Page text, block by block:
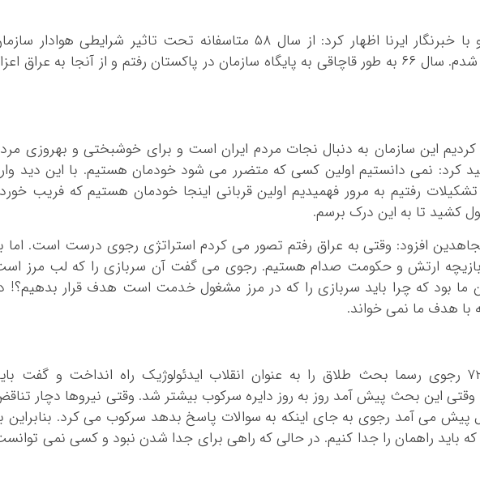
خراسان رضوی
خراسان
سیستان و
فارس
کرمان
گیلان
لرستان
مازندران
مرکزی
حمید دهدار در گفت وگو با خبرنگار ایرنا اظهار کرد: از سال ۵۸ متاسفانه تحت تاثیر شرایطی هوادار
مجاهدین خلق و وارد آن شدم. سال ۶۶ به طور قاچاقی به پایگاه سازمان در پاکستان رفتم و از آنجا به عراق
کردیم این سازمان به دنبال نجات مردم ایران است و برای خوشبختی و بهروزی
کرد: نمی دانستیم اولین کسی که متضرر می شود خودمان هستیم. با این دید
رفتیم به مرور فهمیدیم اولین قربانی اینجا خودمان هستیم که فریب
کشید تا به این درک برسم.
افزود: وقتی به عراق رفتم تصور می کردم استراتژی رجوی درست است. اما
ارتش و حکومت صدام هستیم. رجوی می گفت آن سربازی را که لب مرز
ما بود که چرا باید سربازی را که در مرز مشغول خدمت است هدف قرار بدهیم؟!
با هدف ما نمی خواند.
دهدار یادآور شد: سال ۷۲ رجوی رسما بحث طلاق را به عنوان انقلاب ایدئولوژیک راه انداخت و گفت
این بحث پیش آمد روز به روز دایره سرکوب بیشتر شد. وقتی نیروها دچار
پیش می آمد رجوی به جای اینکه به سوالات پاسخ بدهد سرکوب می کرد. بنابراین
که باید راهمان را جدا کنیم. در حالی که راهی برای جدا شدن نبود و کسی نمی